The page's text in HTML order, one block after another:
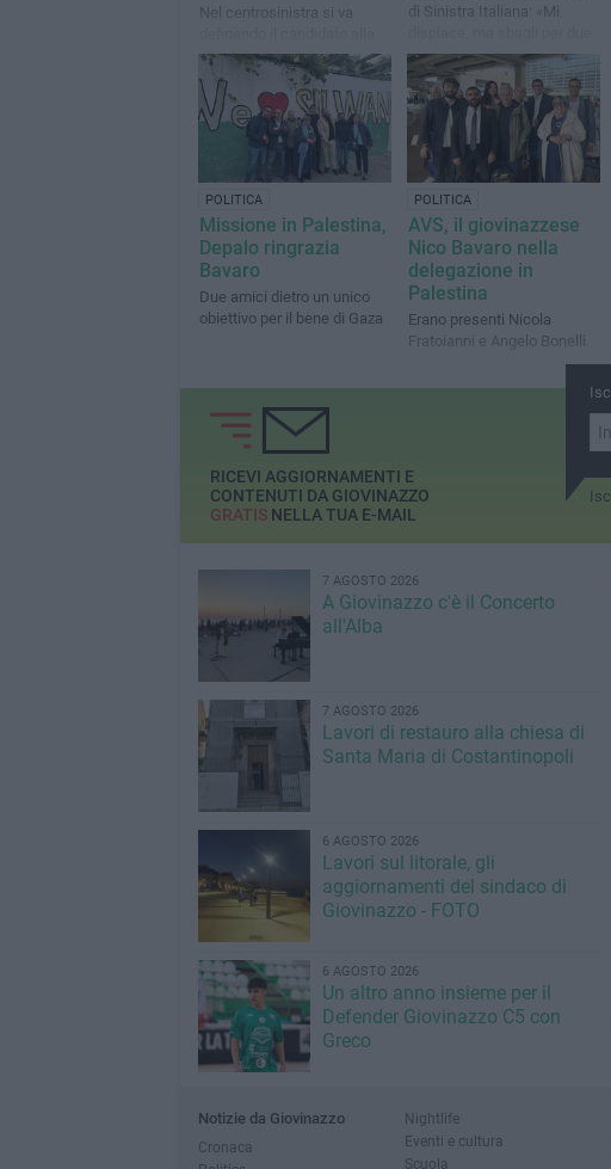
Nel centrosinistra si va
presidenza, ma restano
spine per le liste dei singoli
partiti
di Sinistra Italiana: «Mi
ragioni»
POLITICA
Missione in Palestina,
Depalo ringrazia
Bavaro
Due amici dietro un unico
obiettivo per il bene di Gaza
POLITICA
AVS, il giovinazzese
Nico Bavaro nella
delegazione in
Palestina
Erano presenti Nicola
Fratoianni e Angelo Bonelli
RICEVI AGGIORNAMENTI E
CONTENUTI DA GIOVINAZZO
GRATISNELLA TUA E-MAIL
7 AGOSTO 2026
A Giovinazzo c'è il Concerto
all'Alba
7 AGOSTO 2026
Lavori di restauro alla chiesa di
Santa Maria di Costantinopoli
6 AGOSTO 2026
Lavori sul litorale, gli
aggiornamenti del sindaco di
Giovinazzo - FOTO
6 AGOSTO 2026
Un altro anno insieme per il
Defender Giovinazzo C5 con
Greco
Notizie da Giovinazzo
Cronaca
Nightlife
Eventi e cultura
Scuola